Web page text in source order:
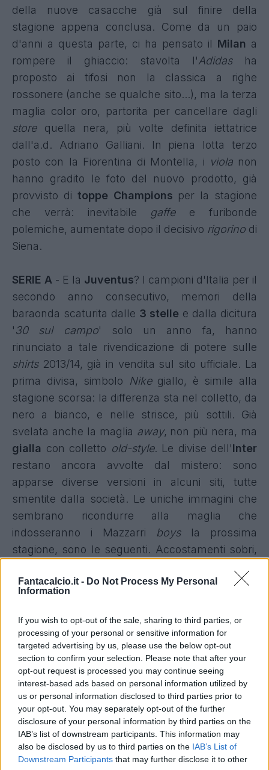
Fantacalcio.it - Do Not Process My Personal
Information
If you wish to opt-out of the sale, sharing to third parties, or
processing of your personal or sensitive information for
targeted advertising by us, please use the below opt-out
section to confirm your selection. Please note that after your
opt-out request is processed you may continue seeing
interest-based ads based on personal information utilized by
us or personal information disclosed to third parties prior to
your opt-out. You may separately opt-out of the further
disclosure of your personal information by third parties on the
IAB’s list of downstream participants. This information may
also be disclosed by us to third parties on the IAB’s List of
Downstream Participants that may further disclose it to other
della nuove casacche già sul finire della
stagione appena conclusa. Come da un paio
d'anni a questa parte, ci ha pensato il Milan a
rompere il ghiaccio: stavolta l'Adidasha
proposto ai tifosi non la classica a righe
rossonere (anche se qualche sito...), ma la terza
maglia color oro, partorita per cancellare dagli
storequella nera, più volte definita iettatrice
dall'a.d. Adriano Galliani. In piena lotta terzo
posto con la Fiorentina di Montella, i violanon
hanno gradito le foto del nuovo prodotto, già
provvisto di toppe Champions per la stagione
che verrà: inevitabile gaffee furibonde
polemiche, aumentate dopo il decisivo rigorino di
Siena.
SERIE A - E la Juventus? I campioni d'Italia per il
secondo anno consecutivo, memori della
baraonda scaturita dalle 3 stelle e dalla dicitura
'30 sul campo' solo un anno fa, hanno
rinunciato a tale rivendicazione di potere sulle
shirts2013/14, già in vendita sul sito ufficiale. La
prima divisa, simbolo
Nike giallo, è simile alla
stagione scorsa: la differenza sta nel colletto, da
nero a bianco, e nelle strisce, più sottili. Già
svelata anche la maglia away, non più nera, ma
gialla con colletto old-style. Le divise dell'Inter
restano ancora avvolte dal mistero: sono
apparse diverse versioni in alcuni siti, tutte
smentite dalla società. Le uniche immagini che
sembrano ricondurre alla maglia che
indosseranno i Mazzarri boysla prossima
stagione, sono le seguenti. Accostamenti sobri,
polemiche per la seconda maglia 2012/13, rossa
Lazio sfoggerà staserauna maglia speciale
prodotta daMacronappositamente per la finale
di Coppa Italia; il neopromossoVerona, invece,
dovrebbe fare il suo ritorno nella massima serie
a braccetto conNike, partner anche dellaRoma
a partire dalla stagione 2014/15. Curiosa la storia
delCesena, la cui nuova casacca sarà scelta
dai tifosi,con un sondaggio sul web.